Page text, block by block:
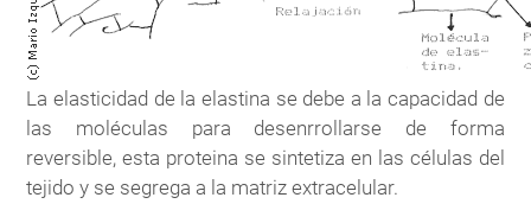
La elasticidad de la elastina se debe a la capacidad de
las moléculas para desenrrollarse de forma
reversible, esta proteina se sintetiza en las células del
tejido y se segrega a la matriz extracelular.